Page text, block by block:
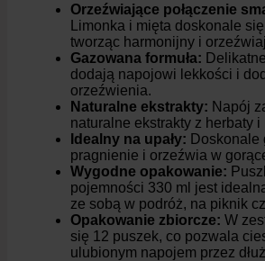
Orzeźwiające połączenie
Limonka i mięta doskonale
tworząc harmonijny i
Gazowana formuła:
dodają napojowi lekkości i
orzeźwienia.
Naturalne ekstrakty: Napój
naturalne ekstrakty z herbaty i
Idealny na upały: Doskonale
pragnienie i orzeźwia w
Wygodne opakowanie:
pojemności 330 ml jest
ze sobą w podróż, na piknik
Opakowanie zbiorcze: W
się 12 puszek, co pozwala
ulubionym napojem przez